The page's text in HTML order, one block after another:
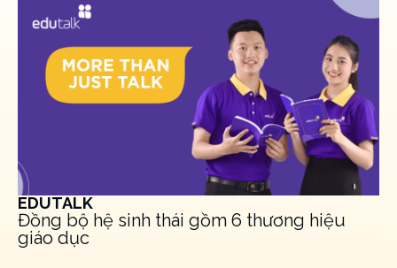
EDUTALK
Đồng bộ hệ sinh thái gồm 6 thương hiệu
giáo dục